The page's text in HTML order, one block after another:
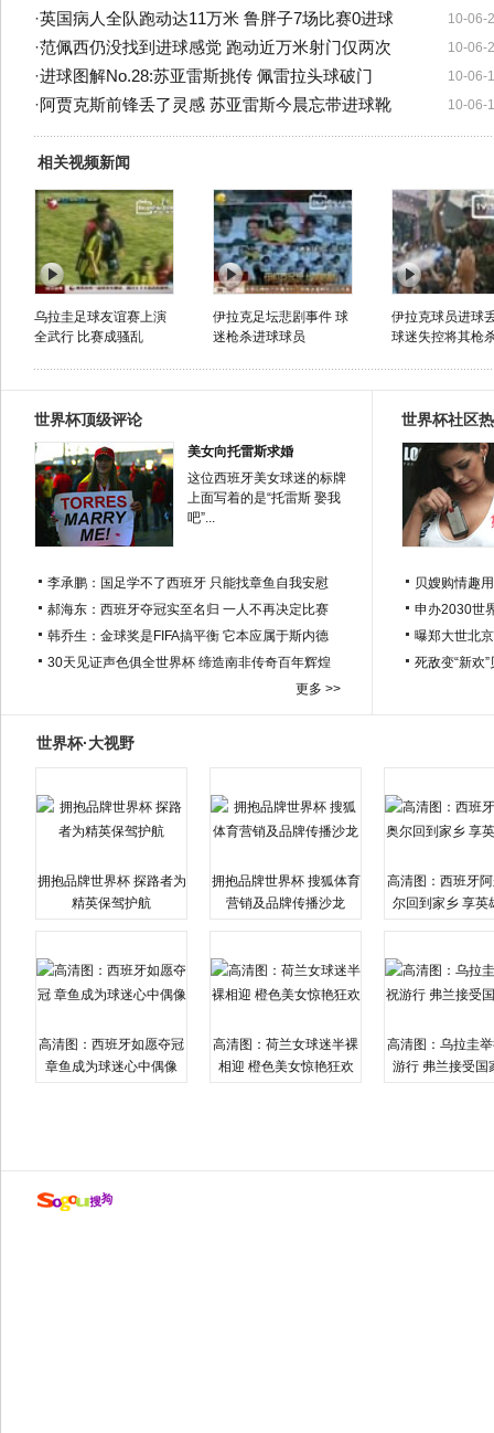
10-06-
·英国病人全队跑动达11万米 鲁胖子7场比赛0进球
10-06-
·范佩西仍没找到进球感觉 跑动近万米射门仅两次
10-06-
·进球图解No.28:苏亚雷斯挑传 佩雷拉头球破门
10-06-
·阿贾克斯前锋丢了灵感 苏亚雷斯今晨忘带进球靴
相关视频新闻
乌拉圭足球友谊赛上演
全武行 比赛成骚乱
伊拉克足坛悲剧事件 球
迷枪杀进球球员
伊拉克球员进球
球迷失控将其枪
世界杯顶级评论
美女向托雷斯求婚
这位西班牙美女球迷的标牌
上面写着的是“托雷斯 娶我
吧”...
李承鹏：国足学不了西班牙 只能找章鱼自我安慰
郝海东：西班牙夺冠实至名归 一人不再决定比赛
韩乔生：金球奖是FIFA搞平衡 它本应属于斯内德
30天见证声色俱全世界杯 缔造南非传奇百年辉煌
更多 >>
世界杯社区
贝嫂购情趣
申办2030世
曝郑大世北
死敌变“新欢
世界杯·大视野
拥抱品牌世界杯 探路者为
精英保驾护航
拥抱品牌世界杯 搜狐体育
营销及品牌传播沙龙
高清图：西班牙
尔回到家乡 享英
高清图：西班牙如愿夺冠
章鱼成为球迷心中偶像
高清图：荷兰女球迷半裸
相迎 橙色美女惊艳狂欢
高清图：乌拉圭
游行 弗兰接受国